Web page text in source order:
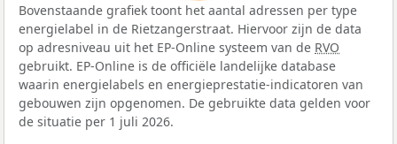
Bovenstaande grafiek toont het aantal adressen per type
energielabel in de Rietzangerstraat. Hiervoor zijn de data
op adresniveau uit het EP-Online systeem van de RVO
gebruikt. EP-Online is de officiële landelijke database
waarin energielabels en energieprestatie-indicatoren van
gebouwen zijn opgenomen. De gebruikte data gelden voor
de situatie per 1 juli 2026.